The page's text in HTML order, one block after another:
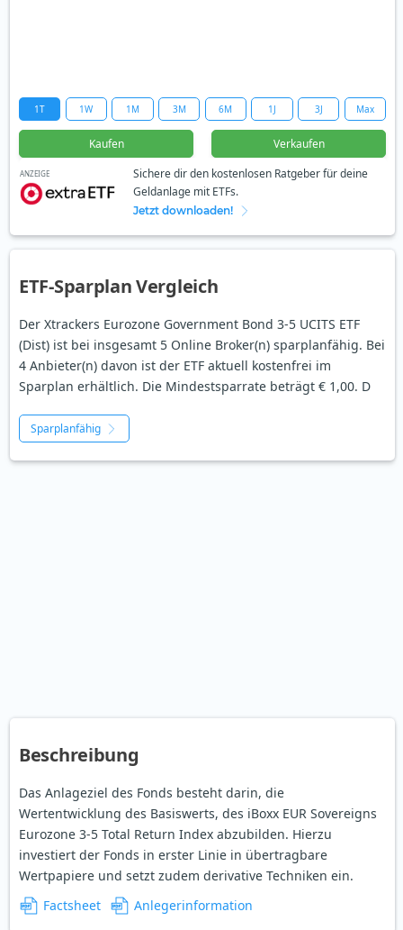
1T 1W 1M 3M 6M 1J 3J Max
Kaufen Verkaufen
ANZEIGE
Sichere dir den kostenlosen Ratgeber für deine
Geldanlage mit ETFs.
Jetzt downloaden!
ETF-Sparplan Vergleich
Der Xtrackers Eurozone Government Bond 3-5 UCITS ETF
(Dist) ist bei insgesamt 5 Online Broker(n) sparplanfähig. Bei
4 Anbieter(n) davon ist der ETF aktuell kostenfrei im
Sparplan erhältlich. Die Mindestsparrate beträgt € 1,00. D
Sparplanfähig
Beschreibung
Das Anlageziel des Fonds besteht darin, die
Wertentwicklung des Basiswerts, des iBoxx EUR Sovereigns
Eurozone 3-5 Total Return Index abzubilden. Hierzu
investiert der Fonds in erster Linie in übertragbare
Wertpapiere und setzt zudem derivative Techniken ein.
Factsheet
Anlegerinformation